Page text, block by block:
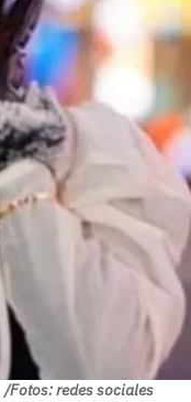
/Fotos: redes sociales